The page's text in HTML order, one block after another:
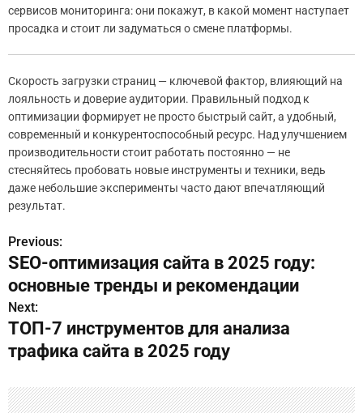
сервисов мониторинга: они покажут, в какой момент наступает
просадка и стоит ли задуматься о смене платформы.
Скорость загрузки страниц — ключевой фактор, влияющий на
лояльность и доверие аудитории. Правильный подход к
оптимизации формирует не просто быстрый сайт, а удобный,
современный и конкурентоспособный ресурс. Над улучшением
производительности стоит работать постоянно — не
стесняйтесь пробовать новые инструменты и техники, ведь
даже небольшие эксперименты часто дают впечатляющий
результат.
Н
а
в
и
а
Previous:
SEO-оптимизация сайта в 2025 году:
основные тренды и рекомендации
Next:
ТОП-7 инструментов для анализа
трафика сайта в 2025 году